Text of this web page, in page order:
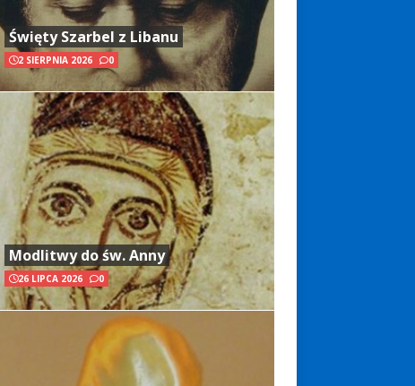
Święty Szarbel z Libanu
2 SIERPNIA 2026 0
Modlitwy do św. Anny
26 LIPCA 2026 0